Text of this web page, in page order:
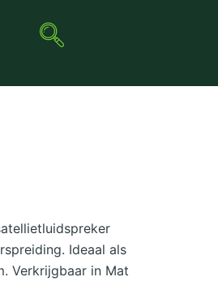
Ideaal als
Verkrijgbaar in Mat